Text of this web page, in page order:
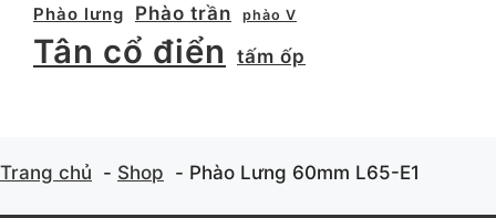
Phào lưng
Phào trần phào V
Tân cổ điển tấm ốp
Trang chủ Shop Phào Lưng 60mm L65-E1